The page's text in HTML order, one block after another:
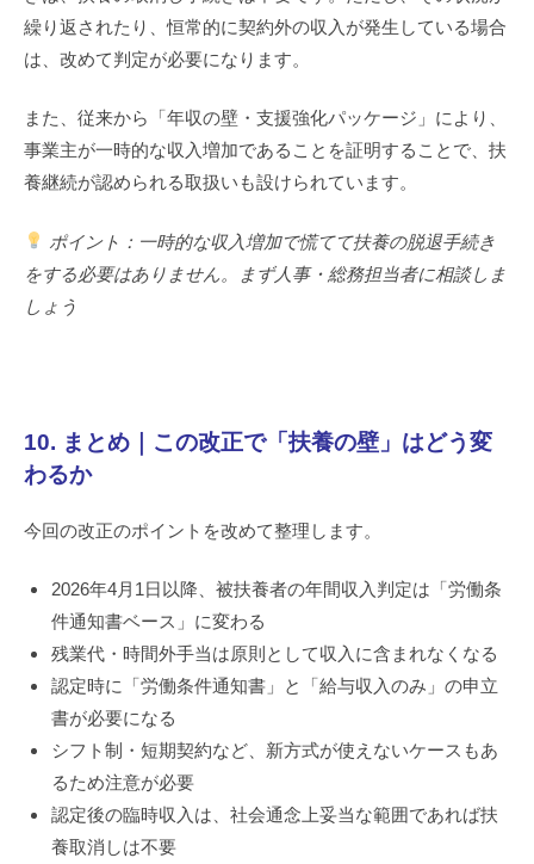
繰り返されたり、恒常的に契約外の収入が発生している場合
は、改めて判定が必要になります。
また、従来から「年収の壁・支援強化パッケージ」により、
事業主が一時的な収入増加であることを証明することで、扶
養継続が認められる取扱いも設けられています。
ポイント：一時的な収入増加で慌てて扶養の脱退手続き
をする必要はありません。まず人事・総務担当者に相談しま
しょう
10. まとめ｜この改正で「扶養の壁」はどう変
わるか
今回の改正のポイントを改めて整理します。
2026年4月1日以降、被扶養者の年間収入判定は「労働条
件通知書ベース」に変わる
残業代・時間外手当は原則として収入に含まれなくなる
認定時に「労働条件通知書」と「給与収入のみ」の申立
書が必要になる
シフト制・短期契約など、新方式が使えないケースもあ
るため注意が必要
認定後の臨時収入は、社会通念上妥当な範囲であれば扶
養取消しは不要